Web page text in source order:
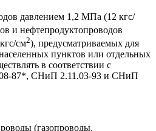
давлением 1,2 МПа (12 кгс/
и нефтепродуктопроводов
см2), предусматриваемых для
пунктов или отдельных
в соответствии с
87*, СНиП 2.11.03-93 и СНиП
(газопроводы,